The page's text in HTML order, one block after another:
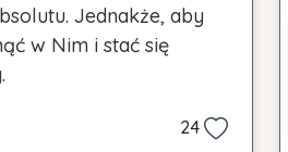
Jednakże, aby
w Nim i stać się
24